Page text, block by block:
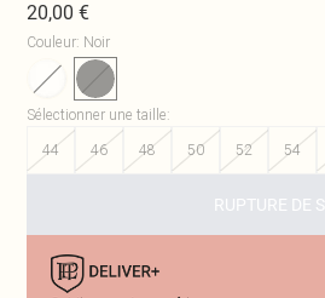
20,00 €
Couleur: Noir
Sélectionner une taille:
44
46 48 50 52 54
RUPTURE DE